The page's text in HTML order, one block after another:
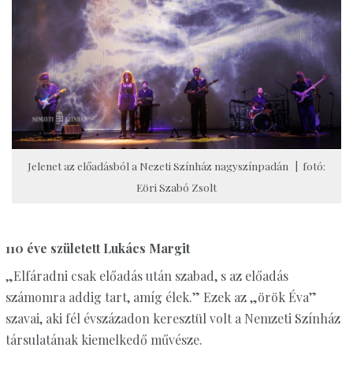
Jelenet az előadásból a Nezeti Színház nagyszínpadán | fotó:
Eöri Szabó Zsolt
110 éve született Lukács Margit
„Elfáradni csak előadás után szabad, s az előadás
számomra addig tart, amíg élek.” Ezek az „örök Éva”
szavai, aki fél évszázadon keresztül volt a Nemzeti Színház
társulatának kiemelkedő művésze.